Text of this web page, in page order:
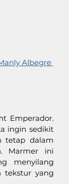
Albegre
Emperador.
ingin sedikit
tetap dalam
Marmer ini
menyilang
tekstur yang